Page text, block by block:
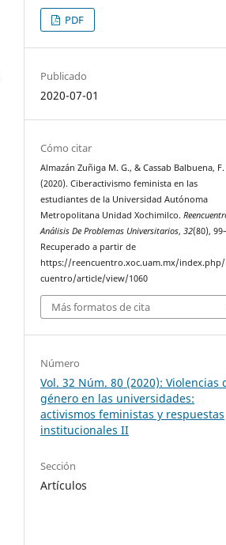
PDF
Publicado
2020-07-01
Cómo citar
Almazán Zuñiga M. G., & Cassab Balbuena, F.
(2020). Ciberactivismo feminista en las
estudiantes de la Universidad Autónoma
Metropolitana Unidad Xochimilco.
Análisis De Problemas Universitarios,32(80),
Recuperado a partir de
https://reencuentro.xoc.uam.mx/index.php/
cuentro/article/view/1060
Más formatos de cita
Número
Vol. 32 Núm. 80 (2020): Violencias
género en las universidades:
activismos feministas y respuestas
institucionales II
Sección
Artículos